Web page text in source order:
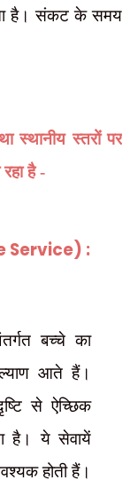
है। संकट के समय
स्थानीय स्तरों पर
रहा है -
Service) :
बच्चे का
आते हैं।
से ऐच्छिक
है। ये सेवायें
होती हैं।